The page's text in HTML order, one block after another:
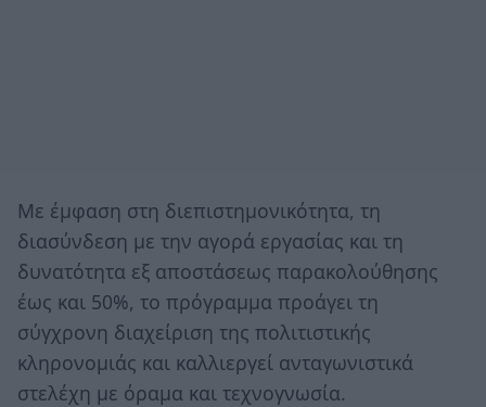
Με έμφαση στη διεπιστημονικότητα, τη
διασύνδεση με την αγορά εργασίας και τη
δυνατότητα εξ αποστάσεως παρακολούθησης
έως και 50%, το πρόγραμμα προάγει τη
σύγχρονη διαχείριση της πολιτιστικής
κληρονομιάς και καλλιεργεί ανταγωνιστικά
στελέχη με όραμα και τεχνογνωσία.